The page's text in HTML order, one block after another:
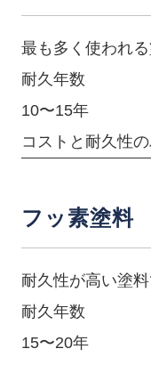
最も多く使われる
耐久年数
10〜15年
コストと耐久性
フッ素塗料
耐久性が高い塗料
耐久年数
15〜20年